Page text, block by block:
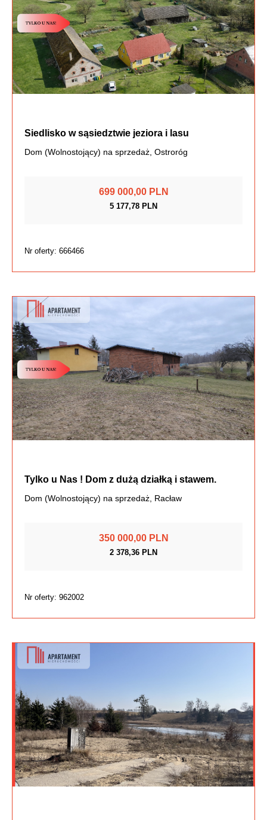
Siedlisko w sąsiedztwie jeziora i lasu
Dom (Wolnostojący) na sprzedaż, Ostroróg
699 000,00 PLN
5 177,78 PLN
Nr oferty: 666466
Tylko u Nas ! Dom z dużą działką i stawem.
Dom (Wolnostojący) na sprzedaż, Racław
350 000,00 PLN
2 378,36 PLN
Nr oferty: 962002